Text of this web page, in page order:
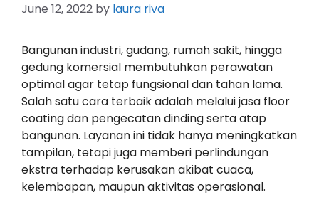
June 12, 2022 by laura riva
Bangunan industri, gudang, rumah sakit, hingga
gedung komersial membutuhkan perawatan
optimal agar tetap fungsional dan tahan lama.
Salah satu cara terbaik adalah melalui jasa floor
coating dan pengecatan dinding serta atap
bangunan. Layanan ini tidak hanya meningkatkan
tampilan, tetapi juga memberi perlindungan
ekstra terhadap kerusakan akibat cuaca,
kelembapan, maupun aktivitas operasional.